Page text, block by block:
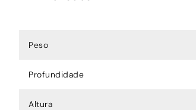
Peso
Profundidade
Altura